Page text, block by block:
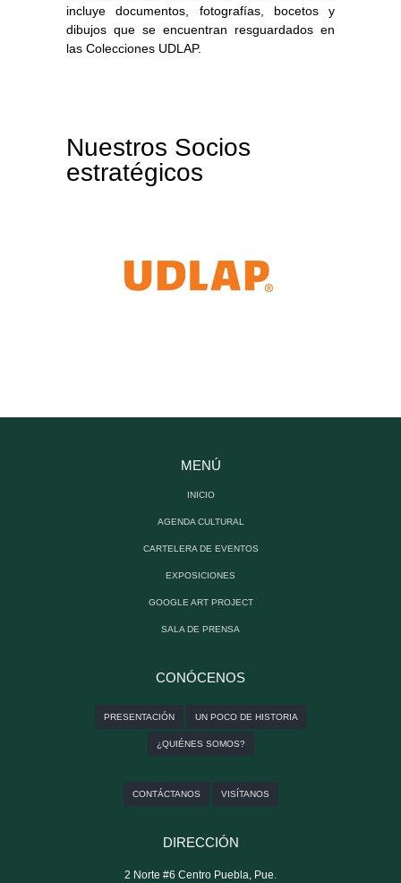
incluye documentos, fotografías, bocetos y
dibujos que se encuentran resguardados en
las Colecciones UDLAP.
Nuestros Socios
estratégicos
MENÚ
INICIO
AGENDA CULTURAL
CARTELERA DE EVENTOS
EXPOSICIONES
GOOGLE ART PROJECT
SALA DE PRENSA
CONÓCENOS
PRESENTACIÓN UN POCO DE HISTORIA
¿QUIÉNES SOMOS?
CONTÁCTANOS VISÍTANOS
DIRECCIÓN
2 Norte #6 Centro Puebla, Pue.